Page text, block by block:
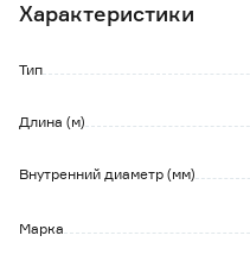
Внутренний диаметр: 12 мм.
Характеристики
Тип
Длина (м)
Внутренний диаметр (мм)
Марка